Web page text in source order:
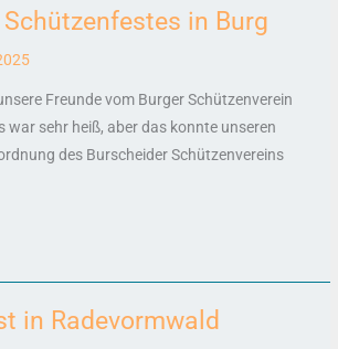
in Burg
Freunde vom Burger Schützenverein
war sehr heiß, aber das konnte unseren
des Burscheider Schützenvereins
in Radevormwald